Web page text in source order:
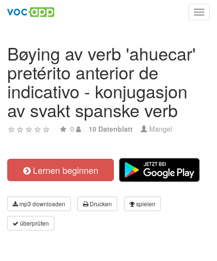
Bøying av verb 'ahuecar'
pretérito anterior de
indicativo - konjugasjon
av svakt spanske verb
0 10 Datenblatt Mangel
Lernen beginnen
mp3 downloaden Drucken spielen
überprüfen